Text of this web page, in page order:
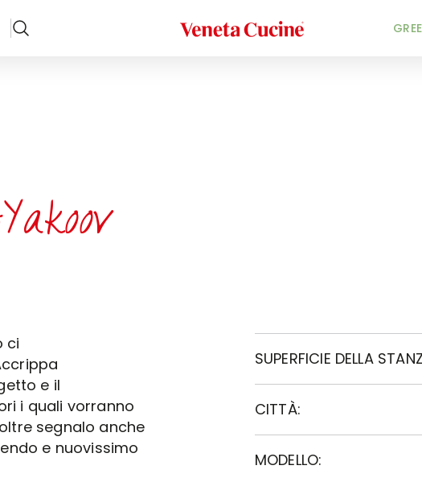
Veneta Cucine
ci
e il
i quali vorranno
segnalo anche
e nuovissimo
SUPERFICIE DELLA
CITTÀ:
MODELLO: